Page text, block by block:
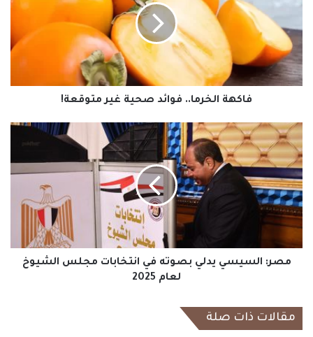
متوقعة!
فاكهة الخرما.. فوائد صحية غير متوقعة!
‏مصر:
السيسي
يدلي
بصوته
في
انتخابات
مجلس
الشيوخ
2025‏مصر: السيسي يدلي بصوته في انتخابات مجلس الشيوخ
لعام 2025
مقالات ذات صلة